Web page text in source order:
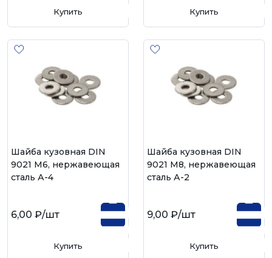
Купить Купить
Шайба кузовная DIN
9021 М6, нержавеющая
сталь А-4
6,00 ₽/шт
Купить
Шайба кузовная DIN
9021 М8, нержавеющая
сталь А-2
9,00 ₽/шт
Купить